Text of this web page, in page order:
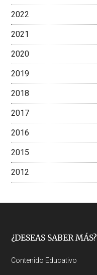
2022
2021
2020
2019
2018
2017
2016
2015
2012
Footer
¿DESEAS SABER MÁS?
Contenido Educativo